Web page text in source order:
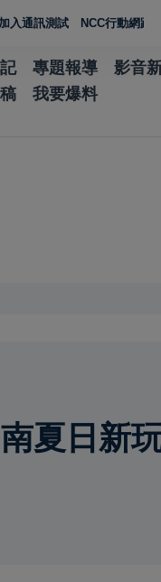
行動網路降速演練驗證國
專題報導 影音
我要爆料
夏日新